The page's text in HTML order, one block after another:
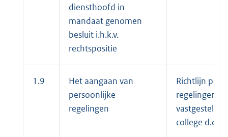
diensthoofd in
mandaat genomen
besluit i.h.k.v.
rechtspositie
1.9
Het aangaan van
persoonlijke
regelingen
Richtlijn
regelingen
vastgesteld
college d.d.